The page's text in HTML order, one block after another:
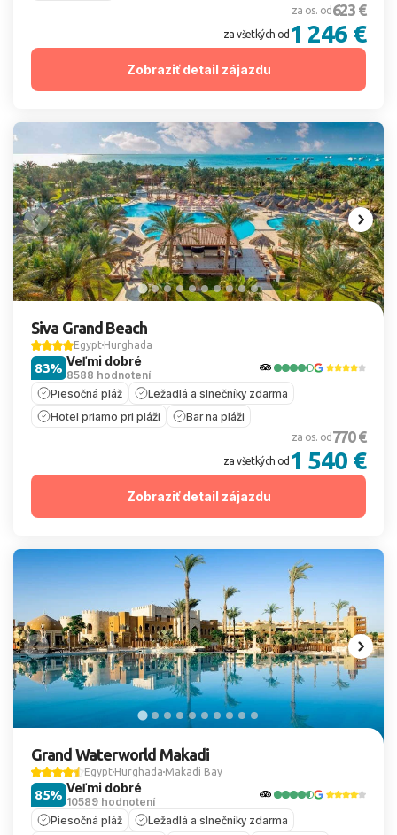
za os. od 623 €
za všetkých od 1 246 €
Zobraziť detail zájazdu
Siva Grand Beach
Egypt Hurghada
Veľmi dobré
8588 hodnotení
83%
Piesočná pláž
Ležadlá a slnečníky zdarma
Hotel priamo pri pláži
Bar na pláži
za os. od 770 €
za všetkých od 1 540 €
Zobraziť detail zájazdu
Grand Waterworld Makadi
Egypt Hurghada Makadi Bay
Veľmi dobré
10589 hodnotení
85%
Piesočná pláž
Ležadlá a slnečníky zdarma